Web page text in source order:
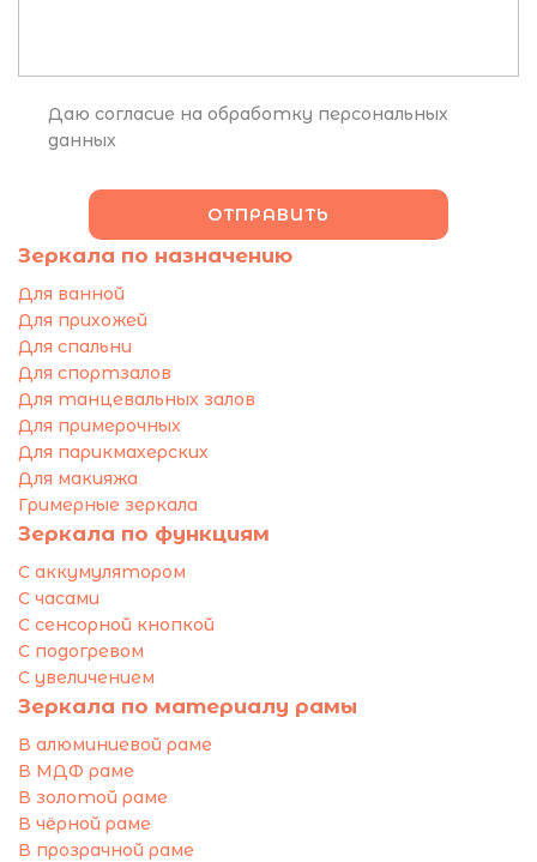
Даю согласие на обработку персональных
данных
Зеркала по назначению
Для ванной
Для прихожей
Для спальни
Для спортзалов
Для танцевальных залов
Для примерочных
Для парикмахерских
Для макияжа
Гримерные зеркала
Зеркала по функциям
С аккумулятором
С часами
С сенсорной кнопкой
С подогревом
С увеличением
Зеркала по материалу рамы
В алюминиевой раме
В МДФ раме
В золотой раме
В чёрной раме
В прозрачной раме